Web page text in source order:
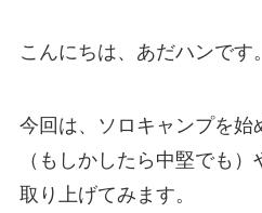
こんにちは、あだハンです。
今回は、ソロキャンプを始
（もしかしたら中堅でも
取り上げてみます。